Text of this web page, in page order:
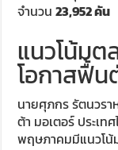
จำนวน23,952 คัน
แนวโน้ม
โอกาสฟื้น
นายศุภกร รัตนวรา
ต้า มอเตอร์ ประเท
พฤษภาคมมีแนวโน้